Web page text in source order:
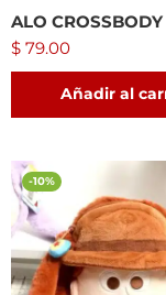
ALO CROSSBODY
$ 79.00
Añadir al
-10%